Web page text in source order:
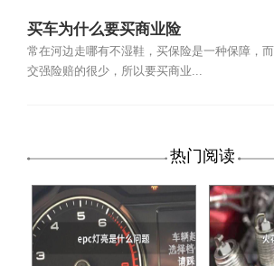
买车为什么要买商业险
常在河边走哪有不湿鞋，买保险是一种保障，而
交强险赔的很少，所以要买商业...
热门阅读